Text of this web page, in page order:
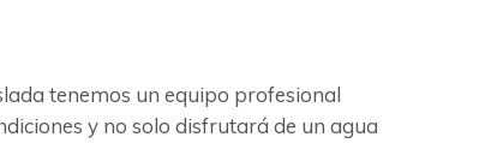
tenemos un equipo profesional
y no solo disfrutará de un agua